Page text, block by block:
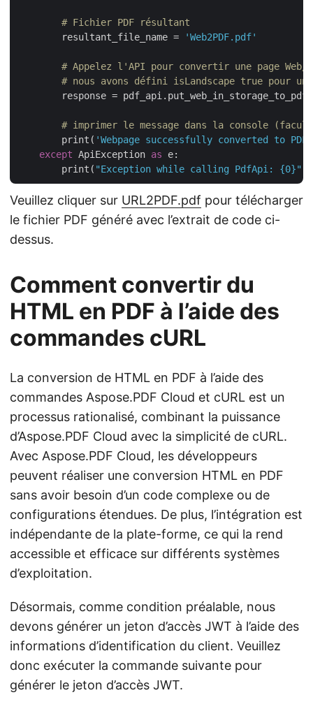
# Fichier PDF résultant
        resultant_file_name =
'Web2PDF.pdf'
# Appelez l'API pour convertir une page Web/
# nous avons défini isLandscape true pour un
response =
# imprimer le message dans la console
        print(
'Webpage successfully converted to
except ApiException as e:
        print(
"Exception while calling PdfApi: {0}"
Veuillez cliquer sur URL2PDF.pdf pour télécharger
le fichier PDF généré avec l’extrait de code ci-
dessus.
Comment convertir du
HTML en PDF à l’aide des
commandes cURL
La conversion de HTML en PDF à l’aide des
commandes Aspose.PDF Cloud et cURL est un
processus rationalisé, combinant la puissance
d’Aspose.PDF Cloud avec la simplicité de cURL.
Avec Aspose.PDF Cloud, les développeurs
peuvent réaliser une conversion HTML en PDF
sans avoir besoin d’un code complexe ou de
configurations étendues. De plus, l’intégration est
indépendante de la plate-forme, ce qui la rend
accessible et efficace sur différents systèmes
d’exploitation.
Désormais, comme condition préalable, nous
devons générer un jeton d’accès JWT à l’aide des
informations d’identification du client. Veuillez
donc exécuter la commande suivante pour
générer le jeton d’accès JWT.